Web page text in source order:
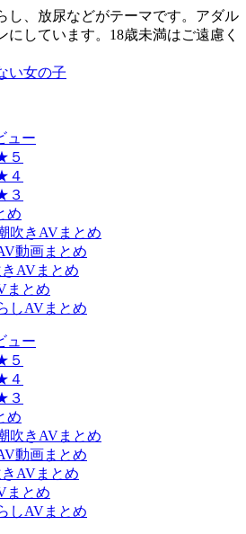
し、放尿などがテーマです。アダル
にしています。18歳未満はご遠慮く
ュー
５
４
３
め
吹きAVまとめ
動画まとめ
AVまとめ
まとめ
しAVまとめ
ュー
５
４
３
め
吹きAVまとめ
動画まとめ
AVまとめ
まとめ
しAVまとめ